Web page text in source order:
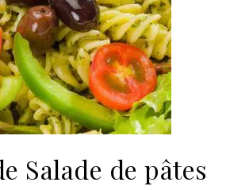
Salade de pâtes